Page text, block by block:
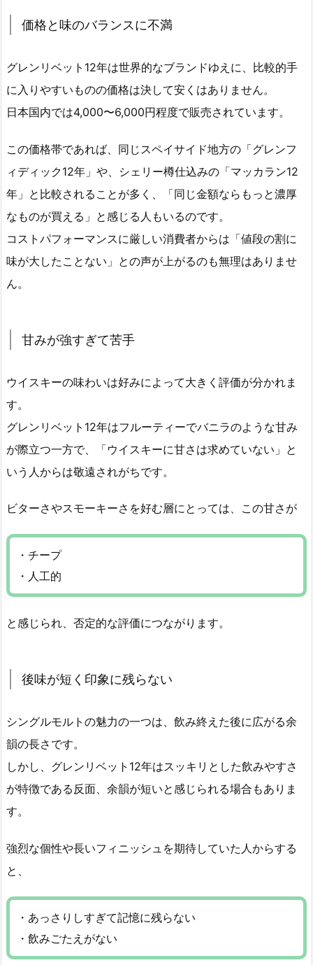
価格と味のバランスに不満
グレンリベット12年は世界的なブランドゆえに、比較的手
に入りやすいものの価格は決して安くはありません。
日本国内では4,000〜6,000円程度で販売されています。
この価格帯であれば、同じスペイサイド地方の「グレンフ
ィディック12年」や、シェリー樽仕込みの「マッカラン12
年」と比較されることが多く、「同じ金額ならもっと濃厚
なものが買える」と感じる人もいるのです。
コストパフォーマンスに厳しい消費者からは「値段の割に
味が大したことない」との声が上がるのも無理はありませ
ん。
甘みが強すぎて苦手
ウイスキーの味わいは好みによって大きく評価が分かれま
す。
グレンリベット12年はフルーティーでバニラのような甘み
が際立つ一方で、「ウイスキーに甘さは求めていない」と
いう人からは敬遠されがちです。
ビターさやスモーキーさを好む層にとっては、この甘さが
・チープ
・人工的
と感じられ、否定的な評価につながります。
後味が短く印象に残らない
シングルモルトの魅力の一つは、飲み終えた後に広がる余
韻の長さです。
しかし、グレンリベット12年はスッキリとした飲みやすさ
が特徴である反面、余韻が短いと感じられる場合もありま
す。
強烈な個性や長いフィニッシュを期待していた人からする
と、
・あっさりしすぎて記憶に残らない
・飲みごたえがない